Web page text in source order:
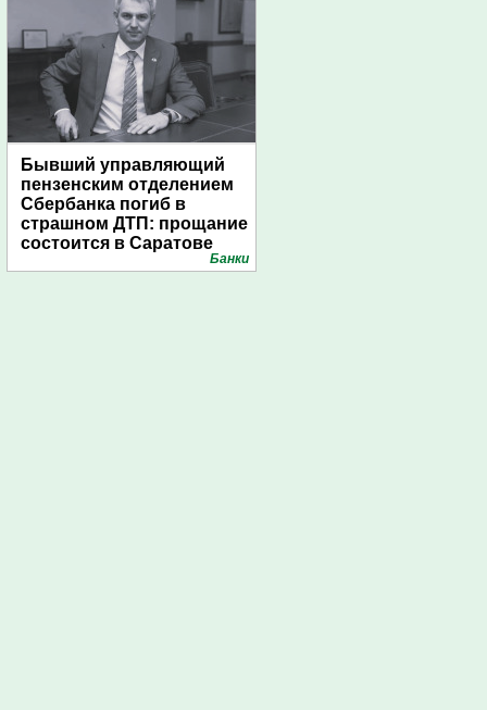
Бывший управляющий
пензенским отделением
Сбербанка погиб в
страшном ДТП: прощание
состоится в Саратове
Банки